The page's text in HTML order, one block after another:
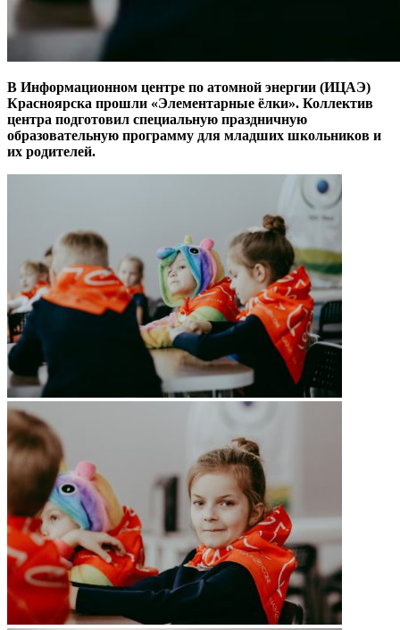
В Информационном центре по атомной энергии (ИЦАЭ)
Красноярска прошли «Элементарные ёлки». Коллектив
центра подготовил специальную праздничную
образовательную программу для младших школьников и
их родителей.